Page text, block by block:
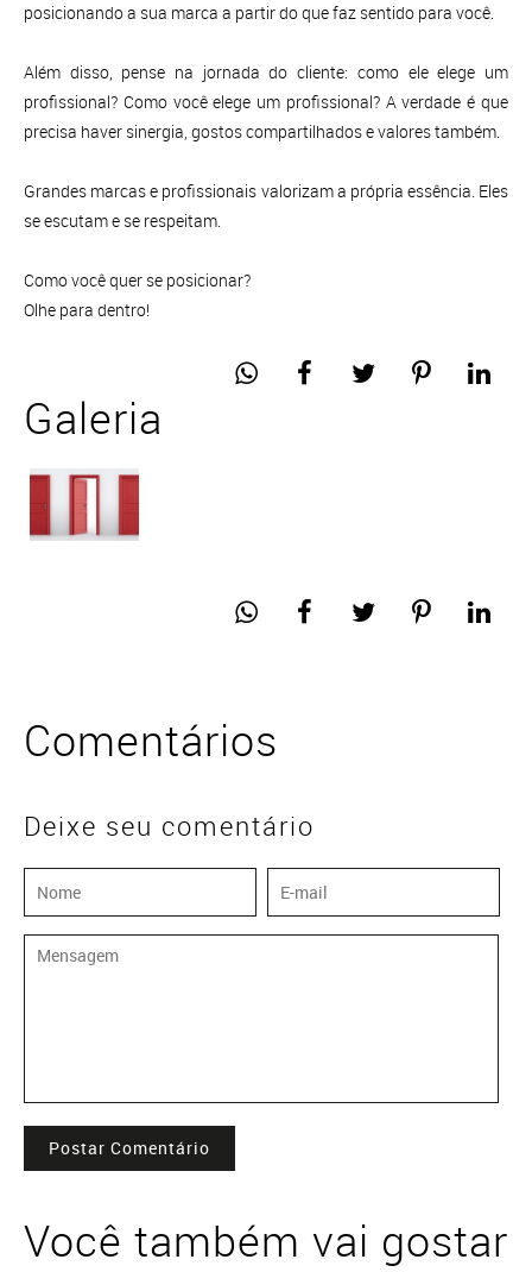
posicionando a sua marca a partir do que faz sentido para você.
Além disso, pense na jornada do cliente: como ele elege um
profissional? Como você elege um profissional? A verdade é que
precisa haver sinergia, gostos compartilhados e valores também.
Grandes marcas e profissionais valorizam a própria essência. Eles
se escutam e se respeitam.
Como você quer se posicionar?
Olhe para dentro!
Galeria
Comentários
Deixe seu comentário
Postar Comentário
Você também vai gostar